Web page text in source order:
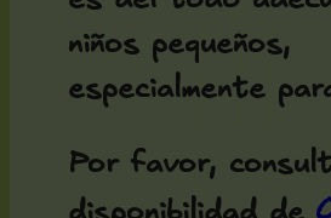
niños pequeños,
especialmente
Por favor,